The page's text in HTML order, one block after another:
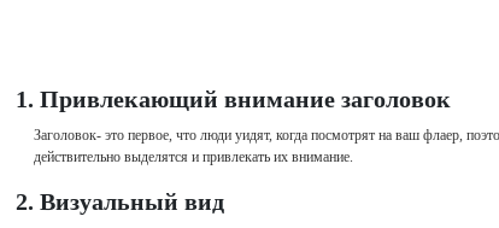
1. Привлекающий внимание заголовок
Заголовок- это первое, что люди уидят, когда посмотрят на ваш флаер,
действительно выделятся и привлекать их внимание.
2. Визуальный вид